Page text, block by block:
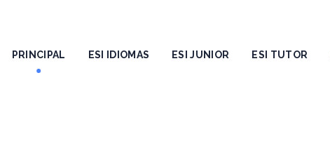
PRINCIPAL ESI IDIOMAS ESI JUNIOR ESI TUTOR